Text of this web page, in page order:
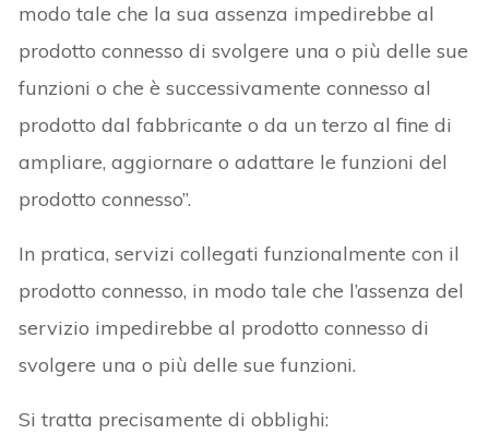
modo tale che la sua assenza impedirebbe al
prodotto connesso di svolgere una o più delle sue
funzioni o che è successivamente connesso al
prodotto dal fabbricante o da un terzo al fine di
ampliare, aggiornare o adattare le funzioni del
prodotto connesso”.
In pratica, servizi collegati funzionalmente con il
prodotto connesso, in modo tale che l’assenza del
servizio impedirebbe al prodotto connesso di
svolgere una o più delle sue funzioni.
Si tratta precisamente di obblighi: